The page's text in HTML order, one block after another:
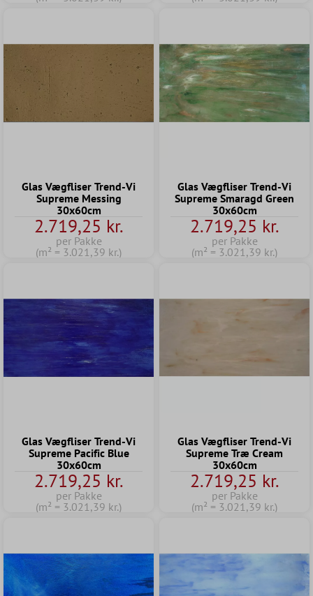
Glas Vægfliser Trend-Vi
Supreme Messing
30x60cm
2.719,25 kr.
per Pakke
(m² = 3.021,39 kr.)
Glas Vægfliser Trend-Vi
Supreme Smaragd Green
30x60cm
2.719,25 kr.
per Pakke
(m² = 3.021,39 kr.)
Glas Vægfliser Trend-Vi
Supreme Pacific Blue
30x60cm
2.719,25 kr.
per Pakke
(m² = 3.021,39 kr.)
Glas Vægfliser Trend-Vi
Supreme Træ Cream
30x60cm
2.719,25 kr.
per Pakke
(m² = 3.021,39 kr.)